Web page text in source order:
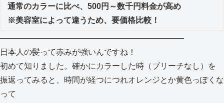
通常のカラーに比べ、500円～数千円料金が高め
※美容室によって違うため、要価格比較！
———————————————————————
日本人の髪って赤みが強いんですね！
初めて知りました。確かにカラーした時（ブリーチなし）を
振返ってみると、時間が経つにつれオレンジとか黄色っぽくな
って